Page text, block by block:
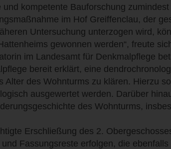
kompetente Bauforschung
im Hof Greiffenclau, der
Untersuchung unterzogen wird,
gewonnen werden“, freute
im Landesamt für Denkmalpflege
bereit erklärt, eine
des Wohnturms zu klären. Hierzu
ausgewertet werden. Darüber
des Wohnturms,
Erschließung des 2.
Fassungsreste erfolgen, die